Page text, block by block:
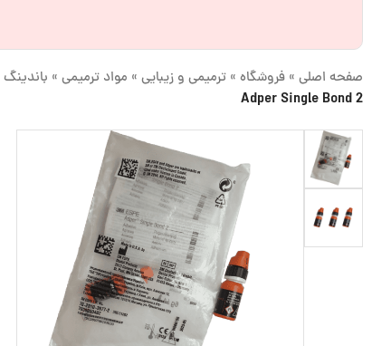
صفحه اصلی » فروشگاه » ترمیمی و زیبایی » مواد ترمیمی » باندینگ
Adper Single Bond 2